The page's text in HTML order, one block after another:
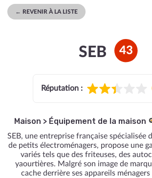
← REVENIR À LA LISTE
SEB 43
Réputation :
Maison > Équipement de la maison
SEB, une entreprise française spécialisée
de petits électroménagers, propose une
variés tels que des friteuses, des
yaourtières. Malgré son image de
cache derrière ses appareils